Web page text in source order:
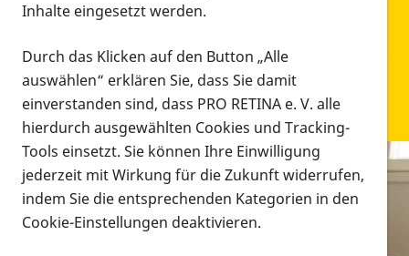
Infomaterial
Infomaterial
Inhalte eingesetzt werden.
Durch das Klicken auf den Button „Alle
auswählen“ erklären Sie, dass Sie damit
einverstanden sind, dass PRO RETINA e. V. alle
hierdurch ausgewählten Cookies und Tracking-
Tools einsetzt. Sie können Ihre Einwilligung
jederzeit mit Wirkung für die Zukunft widerrufen,
indem Sie die entsprechenden Kategorien in den
Cookie-Einstellungen deaktivieren.